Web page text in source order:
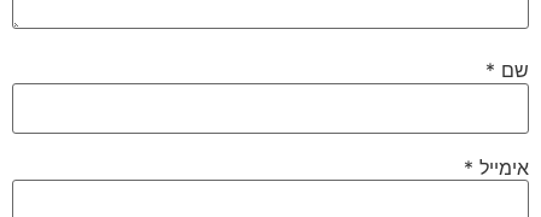
שם *
אימייל *